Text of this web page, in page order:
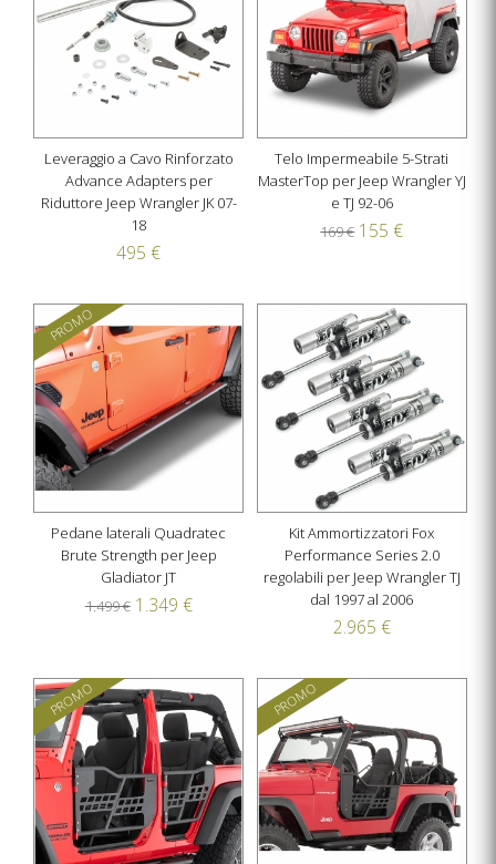
Leveraggio a Cavo Rinforzato
Advance Adapters per
Riduttore Jeep Wrangler JK 07-
18
495 €
Telo Impermeabile 5-Strati
MasterTop per Jeep Wrangler YJ
e TJ 92-06
169 € 155 €
PROMO
Pedane laterali Quadratec
Brute Strength per Jeep
Gladiator JT
1.499 € 1.349 €
Kit Ammortizzatori Fox
Performance Series 2.0
regolabili per Jeep Wrangler TJ
dal 1997 al 2006
2.965 €
PROMO PROMO